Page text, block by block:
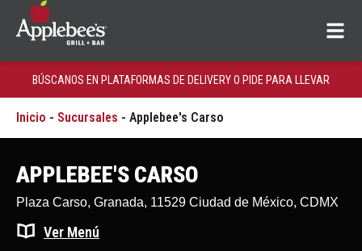
BÚSCANOS EN PLATAFORMAS DE DELIVERY O PIDE PARA LLEVAR
Inicio - Sucursales - Applebee's Carso
APPLEBEE'S CARSO
Plaza Carso, Granada, 11529 Ciudad de México, CDMX
Ver Menú